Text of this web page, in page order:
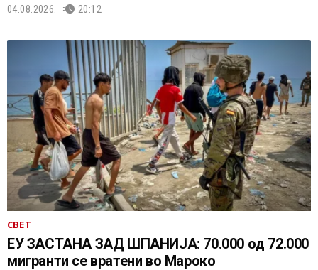
04.08.2026. 20:12
СВЕТ
ЕУ ЗАСТАНА ЗАД ШПАНИЈА: 70.000 од 72.000
мигранти се вратени во Мароко